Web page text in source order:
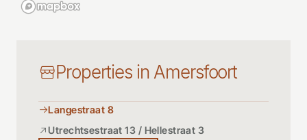
Properties in Amersfoort
Langestraat 8
Utrechtsestraat 13 / Hellestraat 3